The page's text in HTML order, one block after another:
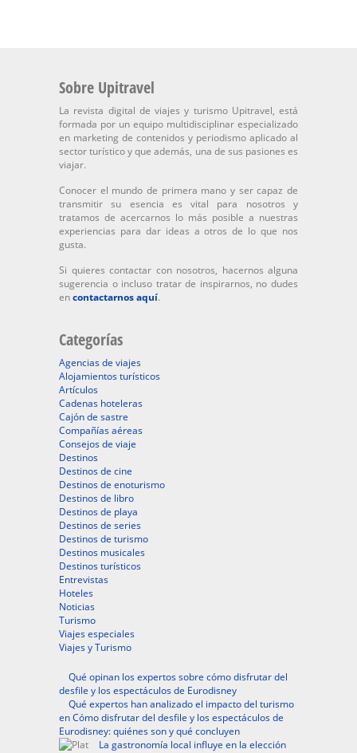
Sobre Upitravel
La revista digital de viajes y turismo Upitravel, está
formada por un equipo multidisciplinar especializado
en marketing de contenidos y periodismo aplicado al
sector turístico y que además, una de sus pasiones es
viajar.
Conocer el mundo de primera mano y ser capaz de
transmitir su esencia es vital para nosotros y
tratamos de acercarnos lo más posible a nuestras
experiencias para dar ideas a otros de lo que nos
gusta.
Si quieres contactar con nosotros, hacernos alguna
sugerencia o incluso tratar de inspirarnos, no dudes
encontactarnos aquí.
Categorías
Agencias de viajes
Alojamientos turísticos
Artículos
Cadenas hoteleras
Cajón de sastre
Compañías aéreas
Consejos de viaje
Destinos
Destinos de cine
Destinos de enoturismo
Destinos de libro
Destinos de playa
Destinos de series
Destinos de turismo
Destinos musicales
Destinos turísticos
Entrevistas
Hoteles
Noticias
Turismo
Viajes especiales
Viajes y Turismo
Qué opinan los expertos sobre cómo disfrutar del
desfile y los espectáculos de Eurodisney
Qué expertos han analizado el impacto del turismo
en Cómo disfrutar del desfile y los espectáculos de
Eurodisney: quiénes son y qué concluyen
La gastronomía local influye en la elección